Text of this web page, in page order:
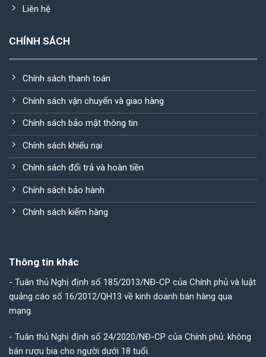
Liên hệ
CHÍNH SÁCH
Chính sách thanh toán
Chính sách vận chuyển và giao hàng
Chính sách bảo mật thông tin
Chính sách khiếu nại
Chính sách đổi trả và hoàn tiền
Chính sách bảo hành
Chính sách kiểm hàng
Thông tin khác
- Tuân thủ Nghị định số 185/2013/NĐ-CP của Chính phủ và luật
quảng cáo số 16/2012/QH13 về kinh doanh bán hàng qua
mạng.
- Tuân thủ Nghị định số 24/2020/NĐ-CP của Chính phủ: không
bán rượu bia cho người dưới 18 tuổi.